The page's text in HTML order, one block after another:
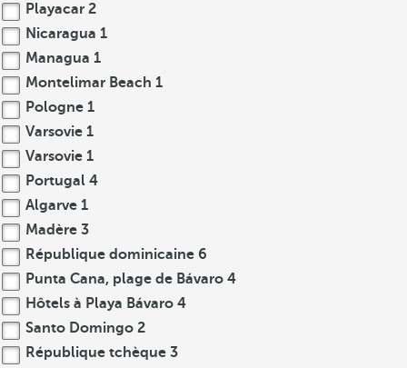
Playacar 2
Nicaragua 1
Managua 1
Montelimar Beach 1
Pologne 1
Varsovie 1
Varsovie 1
Portugal 4
Algarve 1
Madère 3
République dominicaine 6
Punta Cana, plage de Bávaro 4
Hôtels à Playa Bávaro 4
Santo Domingo 2
République tchèque 3